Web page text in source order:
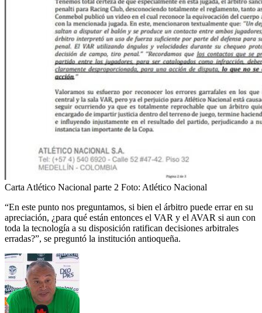
Carta Atlético Nacional parte 2 Foto: Atlético Nacional
“En este punto nos preguntamos, si bien el árbitro puede errar en su
apreciación, ¿para qué están entonces el VAR y el AVAR si aun con
toda la tecnología a su disposición ratifican decisiones arbitrales
erradas?”, se preguntó la institución antioqueña.